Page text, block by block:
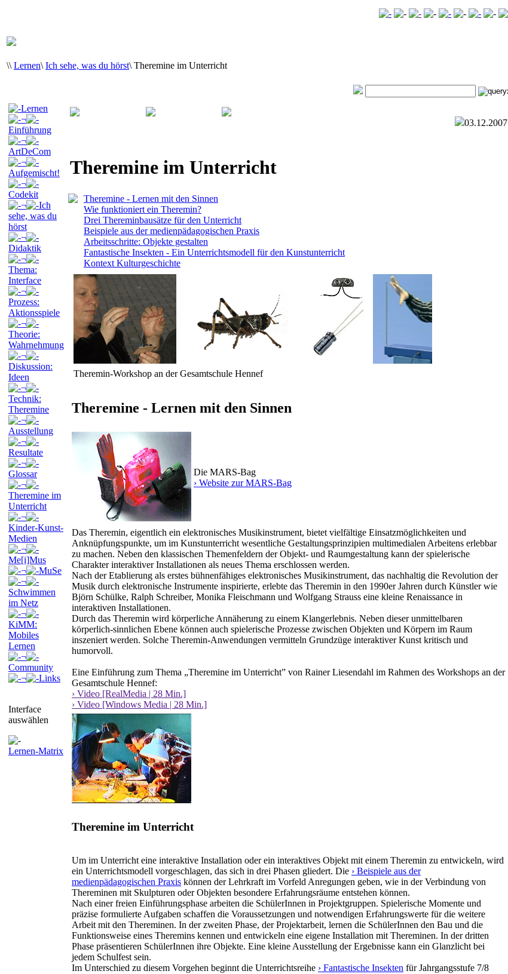
\\ Lernen\ Ich sehe, was du hörst\ Theremine im Unterricht
Lernen
¬
Einführung
¬
ArtDeCom
¬
Aufgemischt!
¬
Codekit
¬
Ich
sehe, was du
hörst
¬
Didaktik
¬
Thema:
Interface
¬
Prozess:
Aktionsspiele
¬
Theorie:
Wahrnehmung
¬
Diskussion:
Ideen
¬
Technik:
Theremine
¬
Ausstellung
¬
Resultate
¬
Glossar
¬
Theremine im
Unterricht
¬
Kinder-Kunst-
Medien
¬
Me[i]Mus
¬
MuSe
¬
Schwimmen
im Netz
¬
KiMM:
Mobiles
Lernen
¬
Community
¬
Links
Interface
auswählen
Lernen-Matrix
03.12.2007
Theremine im Unterricht
Theremine - Lernen mit den Sinnen
Wie funktioniert ein Theremin?
Drei Thereminbausätze für den Unterricht
Beispiele aus der medienpädagogischen Praxis
Arbeitsschritte: Objekte gestalten
Fantastische Insekten - Ein Unterrichtsmodell für den Kunstunterricht
Kontext Kulturgeschichte
Theremin-Workshop an der Gesamtschule Hennef
Theremine - Lernen mit den Sinnen
Die MARS-Bag
› Website zur MARS-Bag
Das Theremin, eigentlich ein elektronisches Musikinstrument, bietet vielfältige Einsatzmöglichkeiten und
Anknüpfungspunkte, um im Kunstunterricht wesentliche Gestaltungsprinzipien multimedialen Arbeitens erlebbar
zu machen. Neben den klassischen Themenfeldern der Objekt- und Raumgestaltung kann der spielerische
Charakter interaktiver Installationen als neues Thema erschlossen werden.
Nach der Etablierung als erstes bühnenfähiges elektronisches Musikinstrument, das nachhaltig die Revolution der
Musik durch elektronische Instrumente inspirierte, erlebte das Theremin in den 1990er Jahren durch Künstler wie
Björn Schülke, Ralph Schreiber, Monika Fleischmann und Wolfgang Strauss eine kleine Renaissance in
interaktiven Installationen.
Durch das Theremin wird körperliche Annäherung zu einem Klangerlebnis. Neben dieser unmittelbaren
körperlich-sinnlichen Ebene können auch spielerische Prozesse zwischen Objekten und Körpern im Raum
inszeniert werden. Solche Theremin-Anwendungen vermitteln Grundzüge interaktiver Kunst kritisch und
humorvoll.
Eine Einführung zum Thema „Theremine im Unterricht” von Rainer Liesendahl im Rahmen des Workshops an der
Gesamtschule Hennef:
› Video [RealMedia | 28 Min.]
› Video [Windows Media | 28 Min.]
Theremine im Unterricht
Um im Unterricht eine interaktive Installation oder ein interaktives Objekt mit einem Theremin zu entwickeln, wird
ein Unterrichtsmodell vorgeschlagen, das sich in drei Phasen gliedert. Die › Beispiele aus der
medienpädagogischen Praxis können der Lehrkraft im Vorfeld Anregungen geben, wie in der Verbindung von
Thereminen mit Skulpturen oder Objekten besondere Erfahrungsräume entstehen können.
Nach einer freien Einführungsphase arbeiten die SchülerInnen in Projektgruppen. Spielerische Momente und
präzise formulierte Aufgaben schaffen die Voraussetzungen und notwendigen Erfahrungswerte für die weitere
Arbeit mit den Thereminen. In der zweiten Phase, der Projektarbeit, lernen die SchülerInnen den Bau und die
Funktionsweise eines Theremins kennen und entwickeln eine eigene Installation mit Thereminen. In der dritten
Phase präsentieren SchülerInnen ihre Objekte. Eine kleine Ausstellung der Ergebnisse kann ein Glanzlicht bei
jedem Schulfest sein.
Im Unterschied zu diesem Vorgehen beginnt die Unterrichtsreihe › Fantastische Insekten für Jahrgangsstufe 7/8